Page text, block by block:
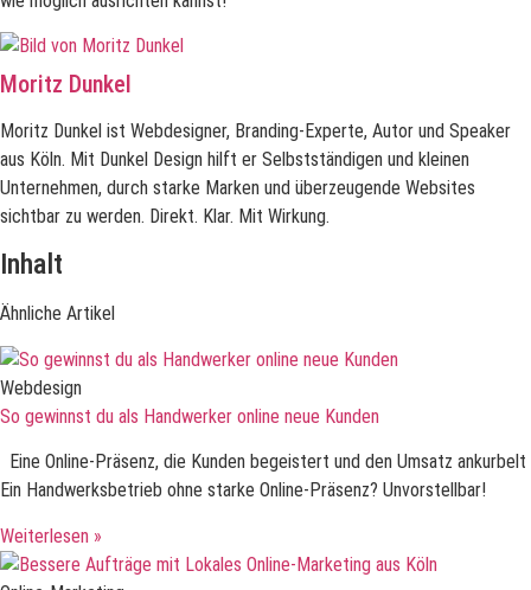
Moritz Dunkel
Moritz Dunkel ist Webdesigner, Branding-Experte, Autor und Speaker
aus Köln. Mit Dunkel Design hilft er Selbstständigen und kleinen
Unternehmen, durch starke Marken und überzeugende Websites
sichtbar zu werden. Direkt. Klar. Mit Wirkung.
Inhalt
Ähnliche Artikel
Webdesign
So gewinnst du als Handwerker online neue Kunden
Eine Online-Präsenz, die Kunden begeistert und den Umsatz ankurbelt
Ein Handwerksbetrieb ohne starke Online-Präsenz? Unvorstellbar!
Weiterlesen »